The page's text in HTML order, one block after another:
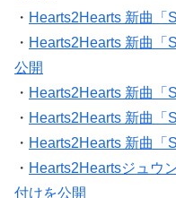
・ Hearts2Hearts 新曲「
・ Hearts2Hearts 新曲「
公開
・ Hearts2Hearts 新曲「
・ Hearts2Hearts 新曲「
・ Hearts2Hearts 新曲「
・ Hearts2Heartsジュウ
付けを公開